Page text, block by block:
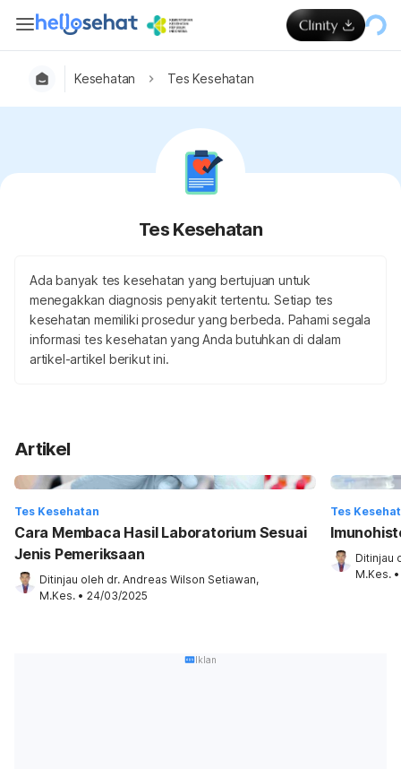
Kesehatan Tes Kesehatan
Tes Kesehatan
Ada banyak tes kesehatan yang bertujuan untuk
menegakkan diagnosis penyakit tertentu. Setiap tes
kesehatan memiliki prosedur yang berbeda. Pahami segala
informasi tes kesehatan yang Anda butuhkan di dalam
artikel-artikel berikut ini.
Artikel
Tes Kesehatan
Cara Membaca Hasil Laboratorium Sesuai
Jenis Pemeriksaan
Ditinjau oleh dr. Andreas Wilson Setiawan,
M.Kes. • 24/03/2025
Tes
Ditinjau
M.Kes. •
Iklan